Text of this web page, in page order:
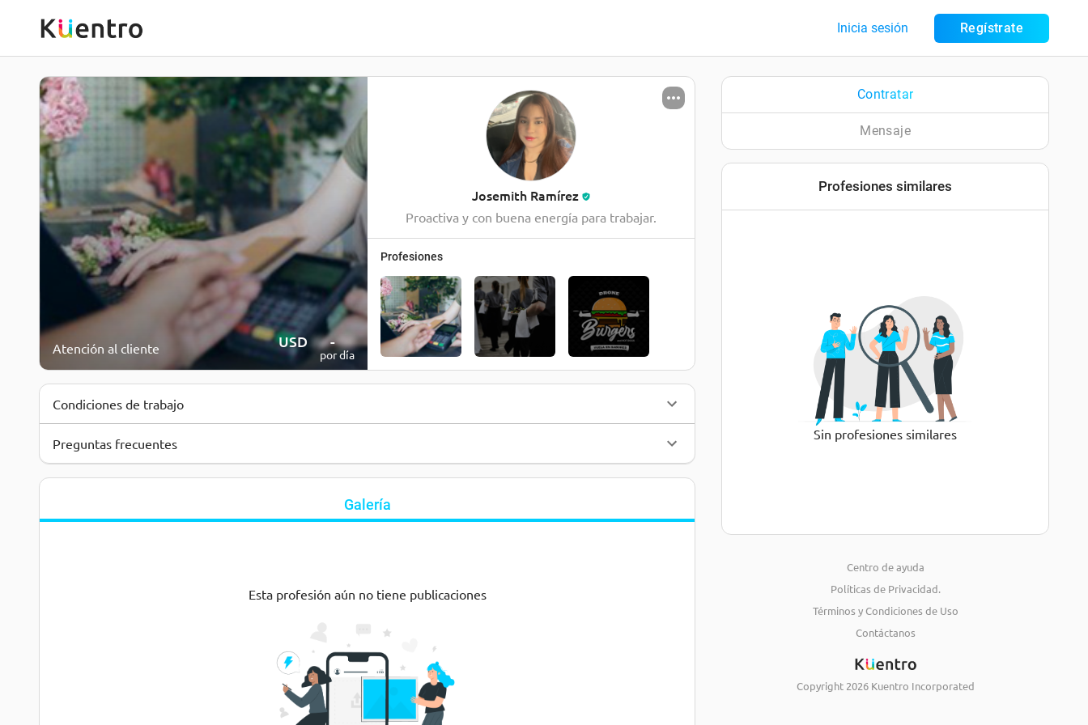
Inicia sesión Regístrate
Atención al cliente USD 20-30
por día
Josemith Ramírez
Proactiva y con buena energía para trabajar.
Profesiones
Condiciones de trabajo
Preguntas frecuentes
Galería
Esta profesión aún no tiene publicaciones
Contratar
Mensaje
Profesiones similares
Sin profesiones similares
Centro de ayuda
Políticas de Privacidad.
Términos y Condiciones de Uso
Contáctanos
Copyright 2026 Kuentro Incorporated